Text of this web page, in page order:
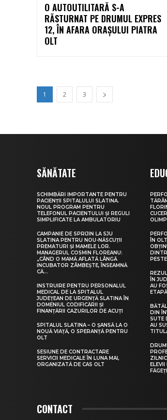
O AUTOUTILITARĂ S-A
RĂSTURNAT PE DRUMUL EXPRES
12, ÎN AFARA ORAȘULUI PIATRA
OLT
1 2 3
SĂNĂTATE
SCHIMBĂRI IMPORTANTE PENTRU
PACIENȚII SPITALULUI SLATINA.
NOUL PROGRAM PENTRU
TELEFONUL PACIENTULUI ȘI REGULI
SIMPLIFICATE LA AMBULATORIU
CAMPANIE DE SPRIJIN LA SJU
SLATINA PENTRU NOU-NĂSCUȚII
PREMATURI ȘI MAMELE LOR.
MANAGERUL COSMIN FLOREANU:
„CÂND O MAMĂ AFLATĂ LÂNGĂ
INCUBATOR ZÂMBEȘTE, ÎNSEAMNĂ
CĂ...
INSTRUIRE PENTRU PERSONALUL
MEDICAL DE LA SPITALUL
JUDEȚEAN DE URGENȚĂ SLATINA ÎN
DOMENIUL CODIFICĂRII ȘI
FINANȚĂRII CAZURILOR DE ACUȚI
SPITALUL SLATINA – O ȘANSĂ LA O
NOUĂ VIAȚĂ, O SPERANȚĂ PENTRU
OLT
SESIUNE DE CONTRACTARE
SERVICII MEDICALE ÎN LUNA MAI,
ORGANIZATĂ DE CAS OLT
ÎN
ÎN
AU
DIN
SUTE
AU
CONTACT